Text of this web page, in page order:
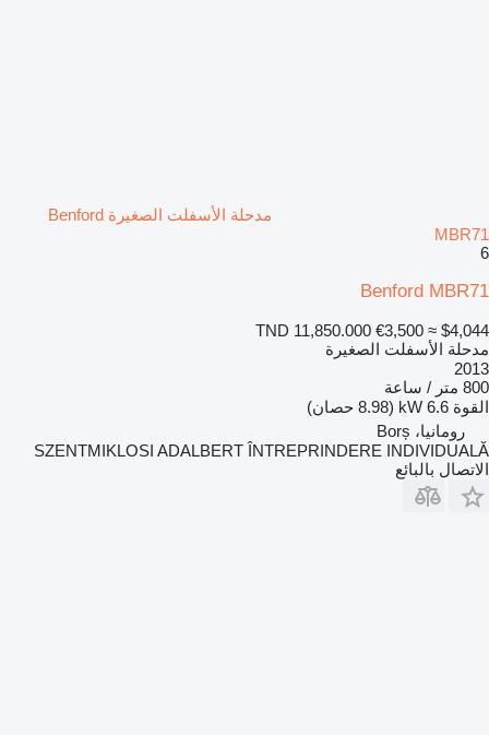
مدحلة الأسفلت الصغيرة Benford
MBR71
6
Benford MBR71
TND 11,850.000 €3,500 ≈ $4,044
مدحلة الأسفلت الصغيرة
2013
800 متر / ساعة
القوة 6.6 kW (8.98 حصان)
رومانيا، Borș
SZENTMIKLOSI ADALBERT ÎNTREPRINDERE INDIVIDUALĂ
الاتصال بالبائع